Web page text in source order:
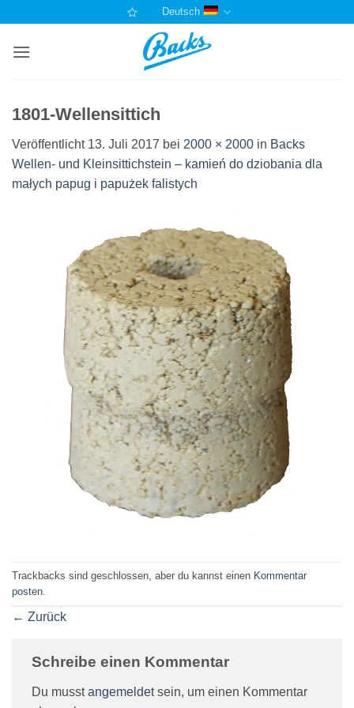
springen
Deutsch
1801-Wellensittich
Veröffentlicht 13. Juli 2017 bei 2000 × 2000 in Backs
Wellen- und Kleinsittichstein – kamień do dziobania dla
małych papug i papużek falistych
Trackbacks sind geschlossen, aber du kannst einen Kommentar
posten
← Zurück
Schreibe einen Kommentar
Du musstangemeldetsein, um einen Kommentar